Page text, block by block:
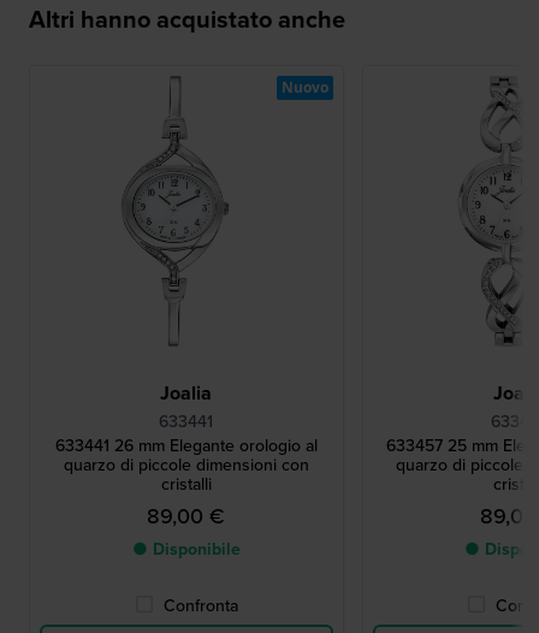
Altri hanno acquistato anche
Joalia
633441
633441 26 mm Elegante orologio al
quarzo di piccole dimensioni con
cristalli
89,00 €
● Disponibile
Confronta
Nuovo
633457 25 mm
quarzo di piccole
●